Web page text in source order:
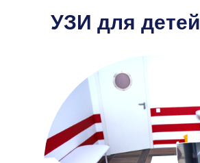
УЗИ для детей